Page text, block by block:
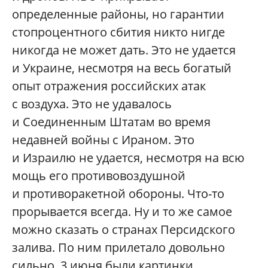
определенные районы, но гарантии
стопроцентного сбития никто нигде
никогда не может дать. Это не удается
и Украине, несмотря на весь богатый
опыт отражения российских атак
с воздуха. Это не удавалось
и Соединенным Штатам во время
недавней войны с Ираном. Это
и Израилю не удается, несмотря на всю
мощь его противовоздушной
и противоракетной обороны. Что-то
прорывается всегда. Ну и то же самое
можно сказать о странах Персидского
залива. По ним прилетало довольно